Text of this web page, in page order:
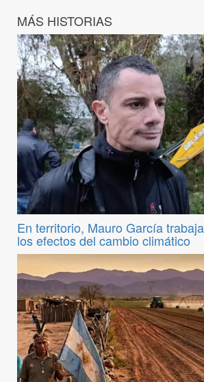
MÁS HISTORIAS
En territorio, Mauro García
los efectos del cambio climático